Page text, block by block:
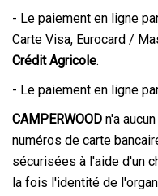
- Le paiement en ligne
Carte Visa, Eurocard /
Crédit Agricole.
- Le paiement en ligne
CAMPERWOOD n'a
numéros de carte
sécurisées à l'aide d'un
la fois l'identité de